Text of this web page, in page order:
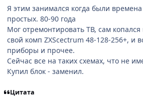
Я этим занимался когда были
простых. 80-90 года
Мог отремонтировать ТВ, сам
свой комп ZXScectrum 48-128-256+, и
приборы и прочее.
Сейчас все на таких схемах, что не
Купил блок - заменил.
Цитата